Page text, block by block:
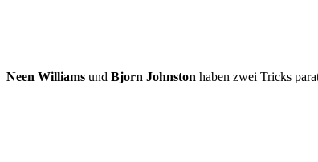
Neen Williams und Bjorn Johnston haben zwei Tricks